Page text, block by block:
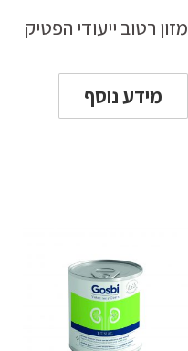
מזון רטוב ייעודי הפטיק
מידע נוסף